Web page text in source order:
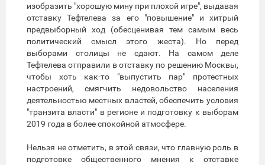
изобразить "хорошую мину при плохой игре", выдавая
отставку Тефтелева за его "повышение" и хитрый
предвыборный ход (обесценивая тем самым весь
политический смысл этого жеста). Но перед
выборами столицы не сдают. На самом деле
Тефтелева отправили в отставку по решению Москвы,
чтобы хоть как-то "выпустить пар" протестных
настроений, смягчить недовольство населения
деятельностью местных властей, обеспечить условия
"транзита власти" в регионе и подготовку к выборам
2019 года в более спокойной атмосфере.
Нельзя не отметить, в этой связи, что главную роль в
подготовке общественного мнения к отставке